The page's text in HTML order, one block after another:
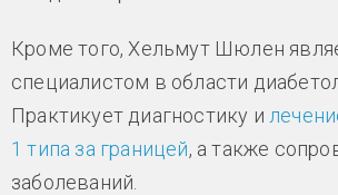
Кроме того, Хельмут Шюлен
специалистом в области
Практикует диагностику и
1 типа за границей, а также
заболеваний.